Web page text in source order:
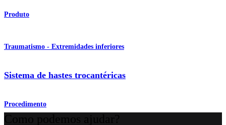
Produto
Traumatismo - Extremidades inferiores
Sistema de hastes trocantéricas
Procedimento